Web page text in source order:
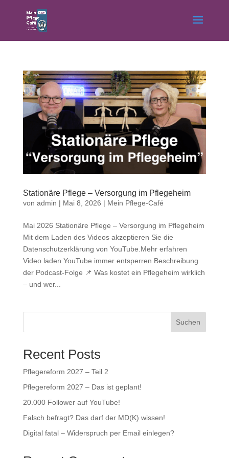
Stationäre Pflege – Versorgung im Pflegeheim
von admin | Mai 8, 2026 | Mein Pflege-Café
Mai 2026 Stationäre Pflege – Versorgung im Pflegeheim
Mit dem Laden des Videos akzeptieren Sie die
Datenschutzerklärung von YouTube.Mehr erfahren
Video laden YouTube immer entsperren Beschreibung
der Podcast-Folge 📌 Was kostet ein Pflegeheim wirklich
– und wer...
Suchen
Recent Posts
Pflegereform 2027 – Teil 2
Pflegereform 2027 – Das ist geplant!
20.000 Follower auf YouTube!
Falsch befragt? Das darf der MD(K) wissen!
Digital fatal – Widerspruch per Email einlegen?